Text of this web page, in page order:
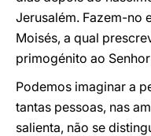
Jerusalém. Fazem-no
Moisés, a qual
primogénito ao
Podemos imaginar a
tantas pessoas, nas
salienta, não se